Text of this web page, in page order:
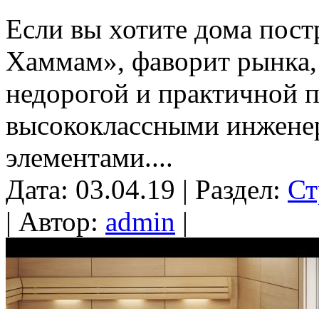
Если вы хотите дома
Хаммам», фаворит рынка,
недорогой и практичной
высококлассными
элементами....
Дата: 03.04.19 | Раздел:
| Автор: admin |